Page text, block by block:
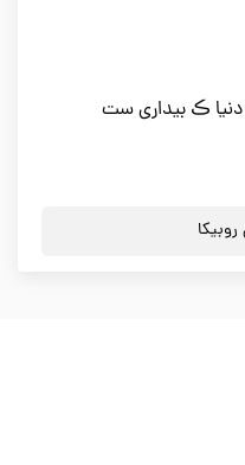
دنیا ڪ بیداری ست